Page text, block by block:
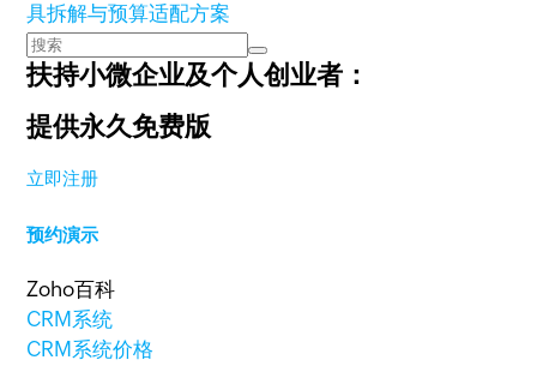
具拆解与预算适配方案
扶持小微企业及个人创业者：
提供永久免费版
立即注册
预约演示
Zoho百科
CRM系统
CRM系统价格